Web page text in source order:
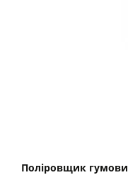
Поліровщик